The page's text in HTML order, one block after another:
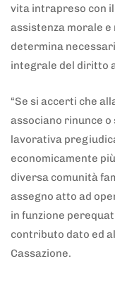
vita intrapreso con
assistenza morale e
determina
integrale del diritto
“Se si accerti che
associano rinunce
lavorativa
economicamente
diversa comunità
assegno atto ad
in funzione
contributo dato ed
Cassazione.